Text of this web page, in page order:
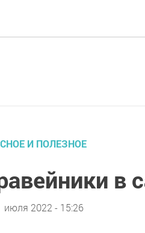
И ПОЛЕЗНОЕ
в
июля 2022 - 15:26